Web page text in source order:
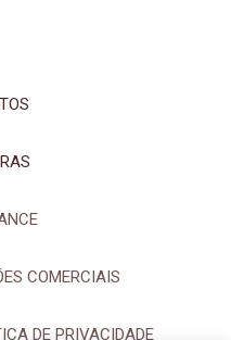
COMERCIAIS
DE PRIVACIDADE